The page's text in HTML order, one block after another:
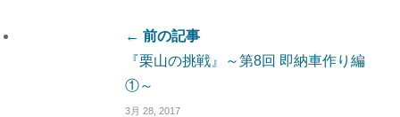
← 前の記事
『栗山の挑戦』～第8回 即納車作り編
①～
3月 28, 2017